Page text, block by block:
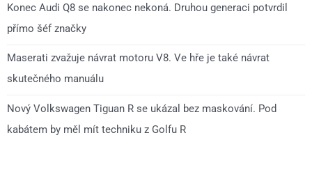
Konec Audi Q8 se nakonec nekoná. Druhou generaci potvrdil
přímo šéf značky
Maserati zvažuje návrat motoru V8. Ve hře je také návrat
skutečného manuálu
Nový Volkswagen Tiguan R se ukázal bez maskování. Pod
kabátem by měl mít techniku z Golfu R